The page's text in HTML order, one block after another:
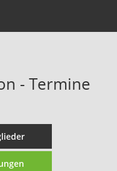
- Termine